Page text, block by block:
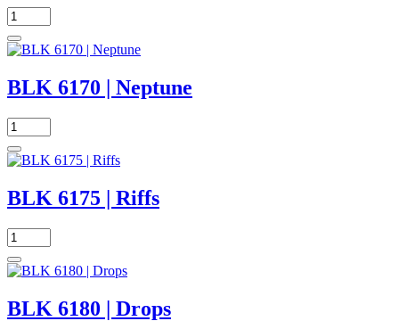
BLK 6170 | Neptune
BLK 6175 | Riffs
BLK 6180 | Drops